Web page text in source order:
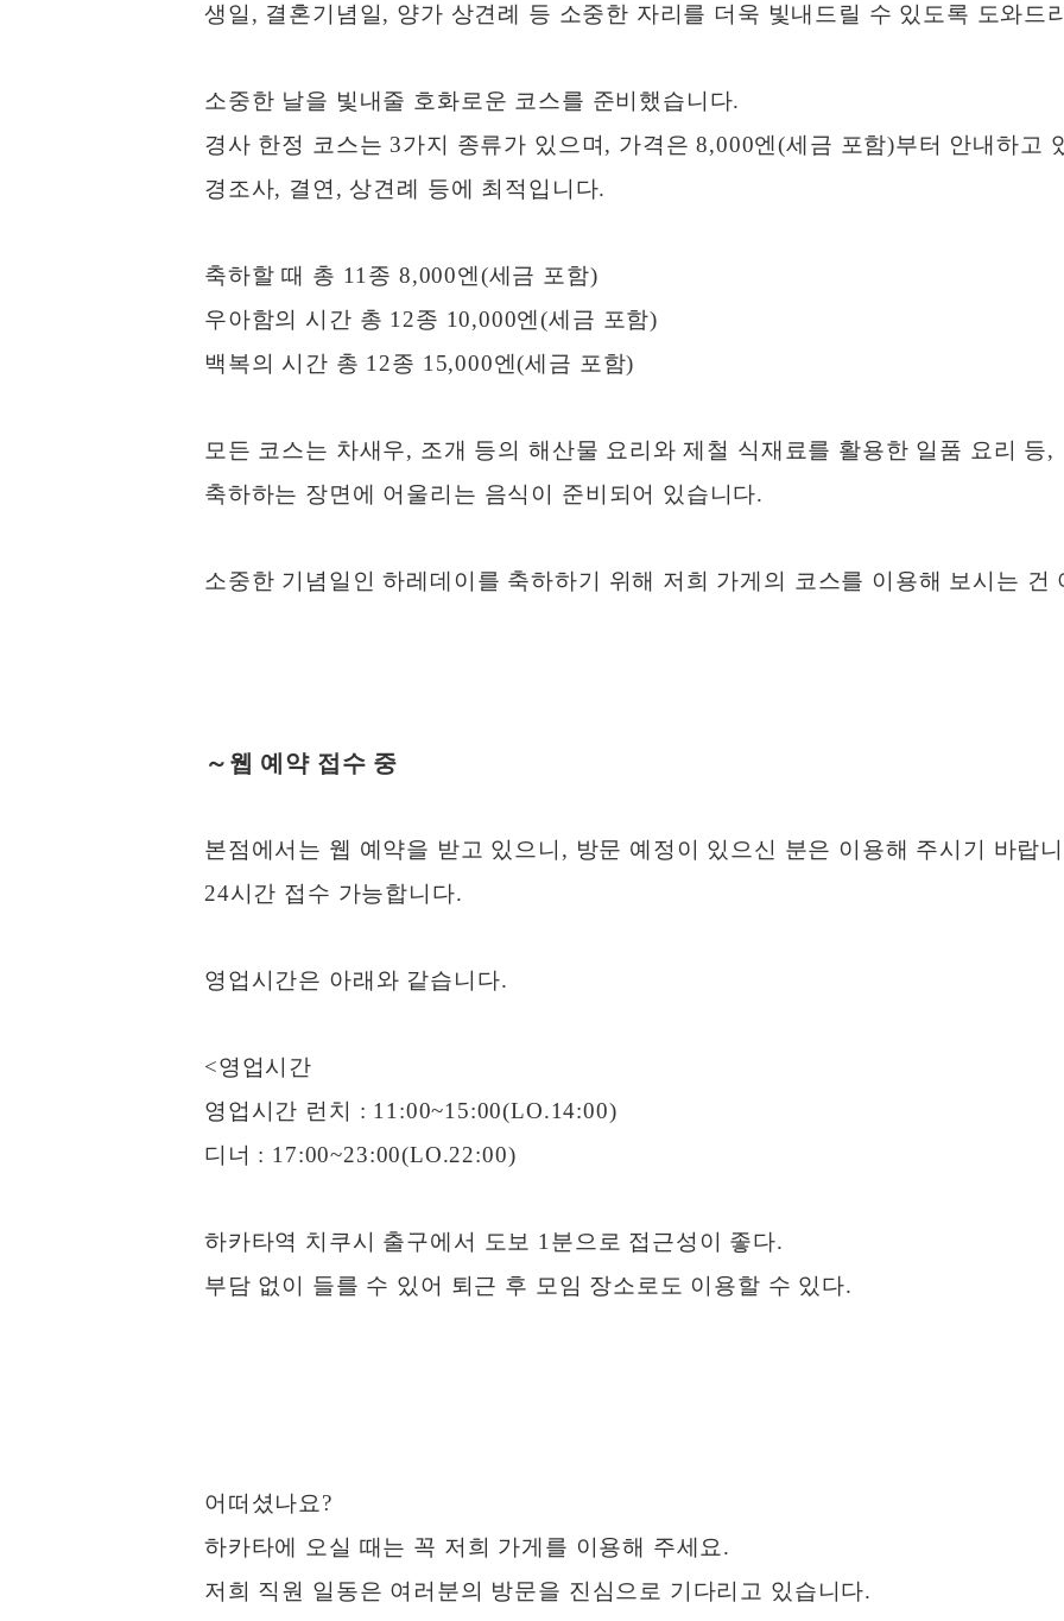
생일, 결혼기념일, 양가 상견례 등 소중한 자리를 더욱 빛내드릴 수 있도록 도와드
소중한 날을 빛내줄 호화로운 코스를 준비했습니다.
경사 한정 코스는 3가지 종류가 있으며, 가격은 8,000엔(세금 포함)부터 안내하고
경조사, 결연, 상견례 등에 최적입니다.
축하할 때 총 11종 8,000엔(세금 포함)
우아함의 시간 총 12종 10,000엔(세금 포함)
백복의 시간 총 12종 15,000엔(세금 포함)
모든 코스는 차새우, 조개 등의 해산물 요리와 제철 식재료를 활용한 일품 요리 등,
축하하는 장면에 어울리는 음식이 준비되어 있습니다.
소중한 기념일인 하레데이를 축하하기 위해 저희 가게의 코스를 이용해 보시는 건
～웹 예약 접수 중
본점에서는 웹 예약을 받고 있으니, 방문 예정이 있으신 분은 이용해 주시기 바랍
24시간 접수 가능합니다.
영업시간은 아래와 같습니다.
<영업시간
영업시간 런치 : 11:00~15:00(LO.14:00)
디너 : 17:00~23:00(LO.22:00)
하카타역 치쿠시 출구에서 도보 1분으로 접근성이 좋다.
부담 없이 들를 수 있어 퇴근 후 모임 장소로도 이용할 수 있다.
어떠셨나요?
하카타에 오실 때는 꼭 저희 가게를 이용해 주세요.
저희 직원 일동은 여러분의 방문을 진심으로 기다리고 있습니다.